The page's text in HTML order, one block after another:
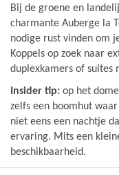
Bij de groene en
charmante Auberge la
nodige rust vinden om
Koppels op zoek naar
duplexkamers of suites
Insider tip: op het
zelfs een boomhut
niet eens een nachtje
ervaring. Mits een
beschikbaarheid.